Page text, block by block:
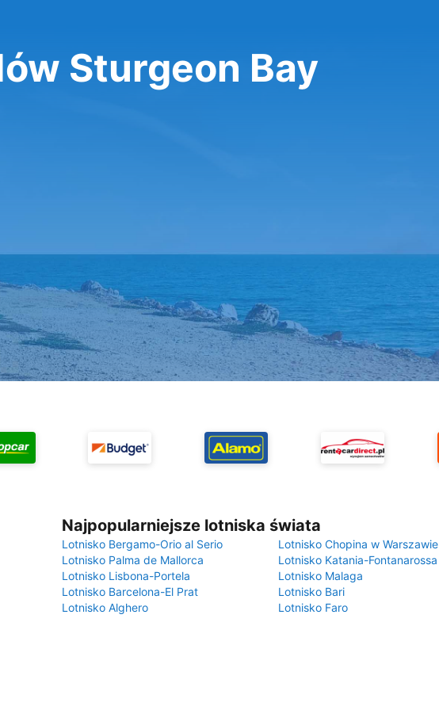
Sturgeon Bay
Najpopularniejsze lotniska świata
Lotnisko Bergamo-Orio al Serio
Lotnisko Chopina w Warszawie
Lotnisko Palma de Mallorca
Lotnisko Katania-Fontanarossa
Lotnisko Lisbona-Portela
Lotnisko Malaga
Lotnisko Barcelona-El Prat
Lotnisko Bari
Lotnisko Alghero
Lotnisko Faro